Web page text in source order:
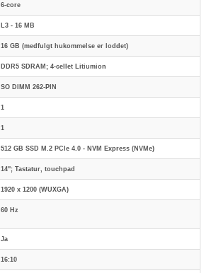
6-core
L3 - 16 MB
16 GB (medfulgt hukommelse er loddet)
DDR5 SDRAM; 4-cellet Litiumion
SO DIMM 262-PIN
1
1
512 GB SSD M.2 PCIe 4.0 - NVM Express (NVMe)
14"; Tastatur, touchpad
1920 x 1200 (WUXGA)
60 Hz
Ja
16:10